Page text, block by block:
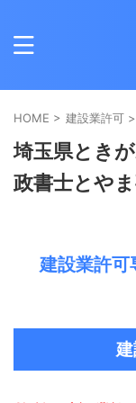
HOME > 建設業許可 >
埼玉県とき
政書士とや
建設業許可